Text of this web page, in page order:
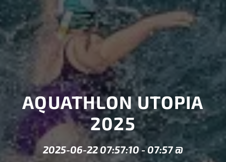
AQUATHLON UTOPIA
2025
2025-06-22 07:57:10-07:57@